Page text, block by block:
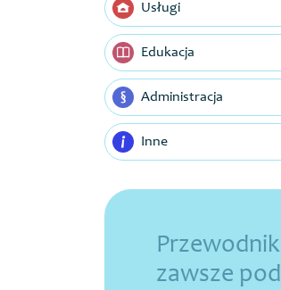
Usługi
Edukacja
Administracja
Inne
Przewodnik
zawsze pod